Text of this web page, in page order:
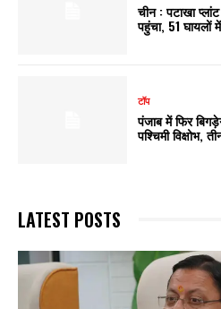
चीन : पटाखा
पहुंचा, 51 घायलों
टॉप
पंजाब में फिर
पश्चिमी विक्षोभ,
LATEST POSTS